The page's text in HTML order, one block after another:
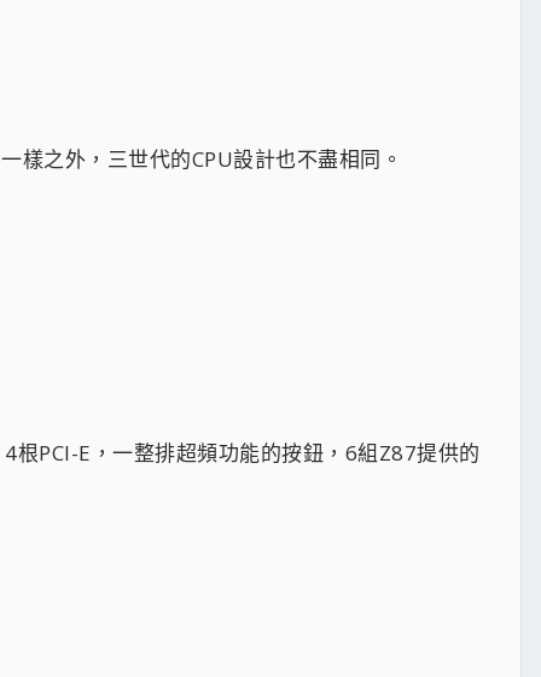
之外，三世代的CPU設計也不盡相同。
PCI-E，一整排超頻功能的按鈕，6組Z87提供的